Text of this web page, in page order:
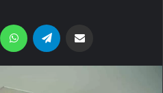
MessengerWhatsApp